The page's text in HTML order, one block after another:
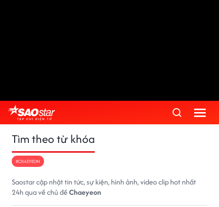
Tìm theo từ khóa
#CHAEYEON
Saostar cập nhật tin tức, sự kiện, hình ảnh, video clip hot nhất
24h qua về chủ đềChaeyeon